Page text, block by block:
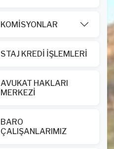
KOMİSYONLAR
STAJ KREDİ İŞLEMLERİ
AVUKAT HAKLARI
MERKEZİ
BARO
ÇALIŞANLARIMIZ